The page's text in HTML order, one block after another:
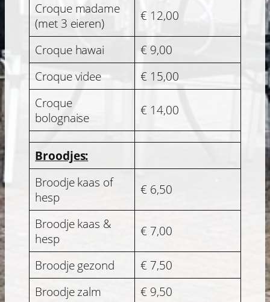
Croque madame
(met 3 eieren)
€ 12,00
Croque hawai
€ 9,00
Croque videe
€ 15,00
Croque
bolognaise
€ 14,00
Broodjes:
Broodje kaas of
hesp
€ 6,50
Broodje kaas &
hesp
€ 7,00
Broodje gezond
€ 7,50
Broodje zalm
€ 9,50